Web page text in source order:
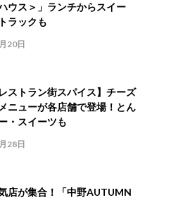
ウス＞」ランチからスイー
ラックも
20日
ストラン街スパイス】チーズ
ニューが各店舗で登場！とん
・スイーツも
28日
店が集合！「中野AUTUMN